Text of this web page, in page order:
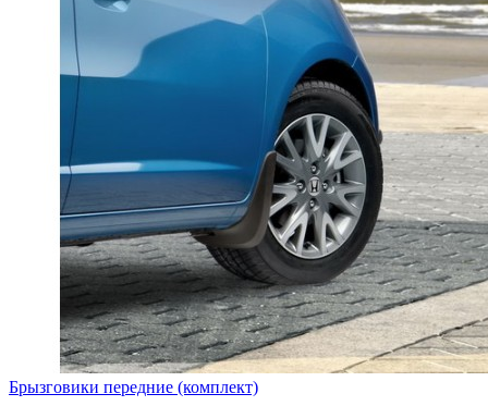
Брызговики передние (комплект)